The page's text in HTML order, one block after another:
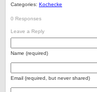
Categories: Kochecke
0 Responses
Leave a Reply
Name (required)
Email (required, but never shared)